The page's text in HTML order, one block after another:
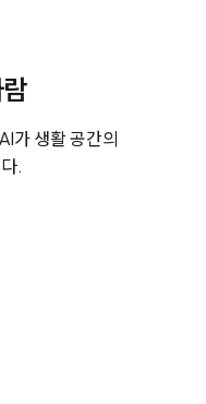
가 생활 공간의
.